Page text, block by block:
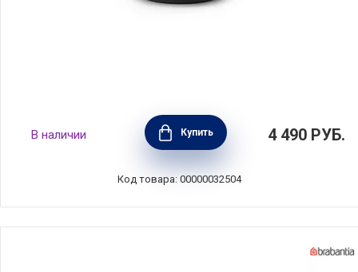
Стакан для зубных щеток Mindset, цвет
графитовый, Brabantia, Бельгия, 303241
В наличии Купить 4 490 РУБ.
Код товара: 00000032504